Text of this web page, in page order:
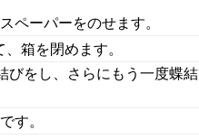
ペーパーをのせます。
箱を閉めます。
びをし、さらにもう一度蝶
す。